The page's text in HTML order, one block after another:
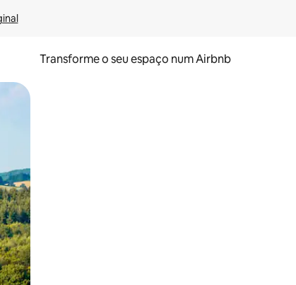
Transforme o seu espaço num Airbnb
toque ou deslize.